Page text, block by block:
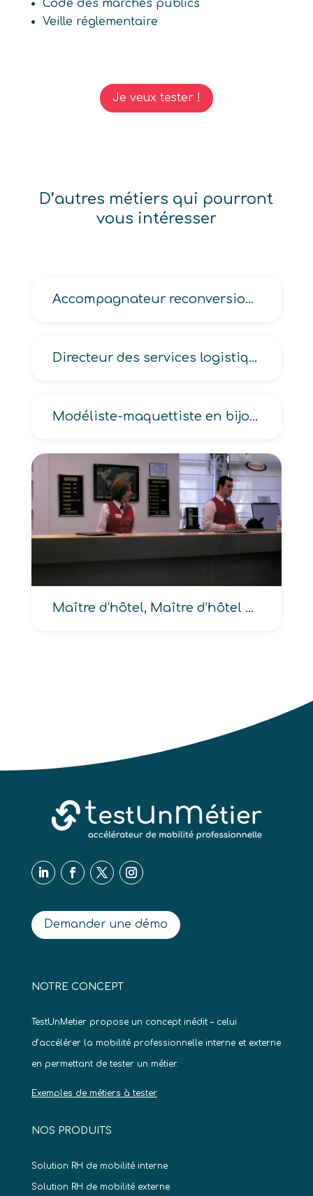
Code des marchés publics
Veille réglementaire
Je veux tester !
D’autres métiers qui pourront
vous intéresser
Accompagnateur reconversion professionnelle
Directeur des services logistiques
Modéliste-maquettiste en bijouterie
Maître d’hôtel, Maître d’hôtel sommelier
Demander une démo
NOTRE CONCEPT
TestUnMetier propose un concept inédit – celui
d’accélérer la mobilité professionnelle interne et externe
en permettant de tester un métier.
Exemples de métiers à tester
NOS PRODUITS
Solution RH de mobilité interne
Solution RH de mobilité externe